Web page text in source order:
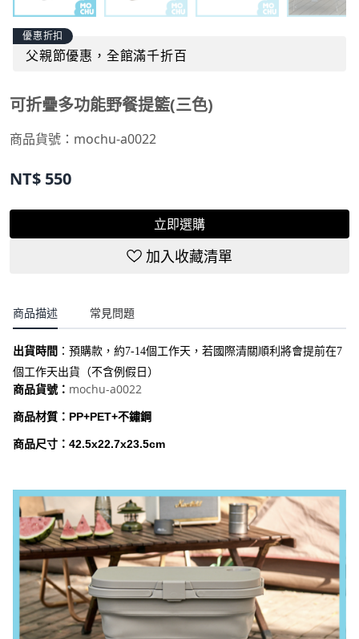
優惠折扣
父親節優惠，全館滿千折百
可折疊多功能野餐提籃(三色)
商品貨號： mochu-a0022
NT$ 550
立即選購
加入收藏清單
商品描述 常見問題
出貨時間 ： 預購款，約7-14個工作天，若國際清關順利將會提前在7
個工作天出貨（不含例假日）
商品貨號： mochu-a0022
商品材質：PP+PET+不鏽鋼
商品尺寸：42.5x22.7x23.5cm